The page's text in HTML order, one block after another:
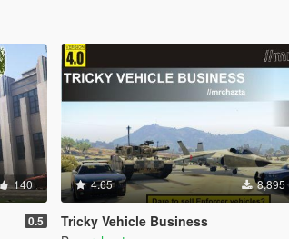
140
0.5
4.65 8,895
Tricky Vehicle Business